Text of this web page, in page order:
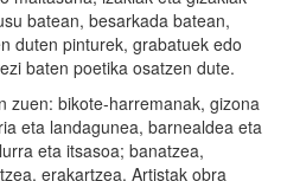
batean, besarkada batean,
duten pinturek, grabatuek edo
baten poetika osatzen dute.
zuen: bikote-harremanak, gizona
eta landagunea, barnealdea eta
eta itsasoa; banatzea,
erakartzea. Artistak obra